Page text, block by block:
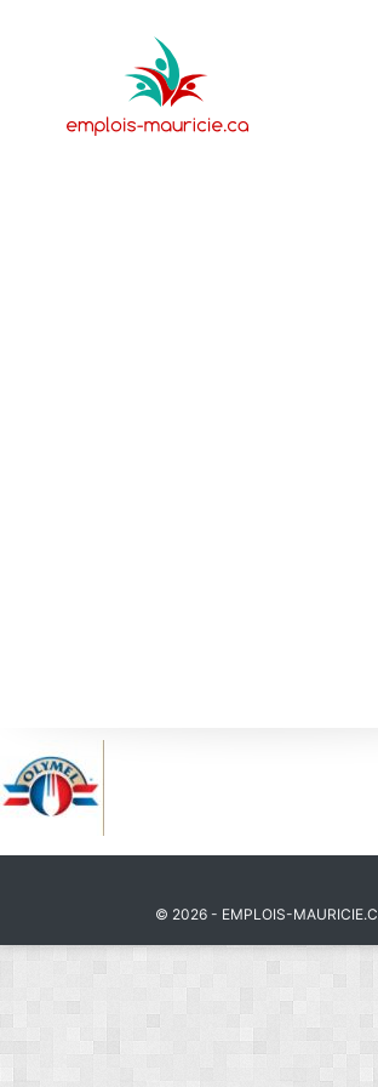
© 2026 - EMPLOIS-